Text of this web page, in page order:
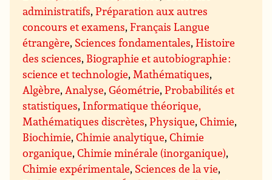
administratifs,Préparation aux autres
concours et examens,Français Langue
étrangère, Sciences fondamentales,Histoire
des sciences, Biographie et autobiographie :
science et technologie, Mathématiques,
Algèbre, Analyse,Géométrie,Probabilités et
statistiques, Informatique théorique,
Mathématiques discrètes,Physique,Chimie,
Biochimie,Chimie analytique,Chimie
organique,Chimie minérale (inorganique),
Chimie expérimentale, Sciences de la vie,